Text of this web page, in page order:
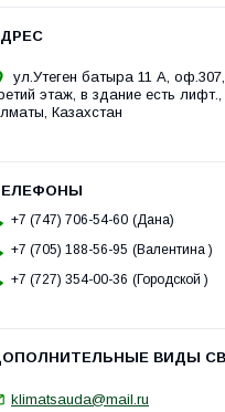
ул.Утеген батыра 11 А, оф.307,
этаж, в здание есть лифт.,
Казахстан
+7 (747) 706-54-60 Дана
+7 (705) 188-56-95
Валентина
+7 (727) 354-00-36
Городской
klimatsauda@mail.ru